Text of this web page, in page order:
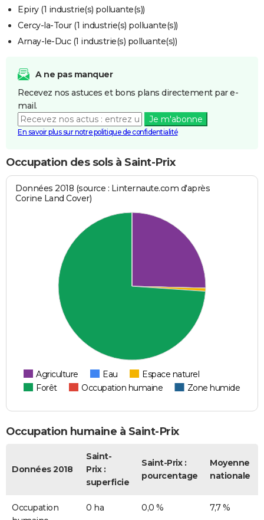
Epiry (1 industrie(s) polluante(s))
Cercy-la-Tour (1 industrie(s) polluante(s))
Arnay-le-Duc (1 industrie(s) polluante(s))
A ne pas manquer
Recevez nos astuces et bons plans directement par e-
mail.
Je m'abonne
En savoir plus sur notre politique de confidentialité
Occupation des sols à Saint-Prix
Données 2018 (source : Linternaute.com d'après
Corine Land Cover)
Agriculture Eau
Espace naturel
Forêt
Occupation humaine Zone humide
Occupation humaine à Saint-Prix
Données 2018
Saint-
Prix :
superficie
Saint-Prix :
pourcentage
Moyenne
nationale
Occupation
0 ha 0,0 % 7,7 %